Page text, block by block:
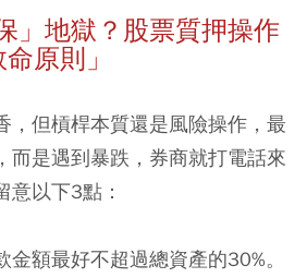
」地獄？股票質押操作
原則」
，但槓桿本質還是風險操作，最
而是遇到暴跌，券商就打電話來
意以下3點：
金額最好不超過總資產的30%。